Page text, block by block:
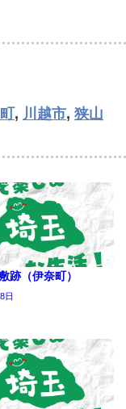
, 川越市, 狭山
跡（伊奈町）
日